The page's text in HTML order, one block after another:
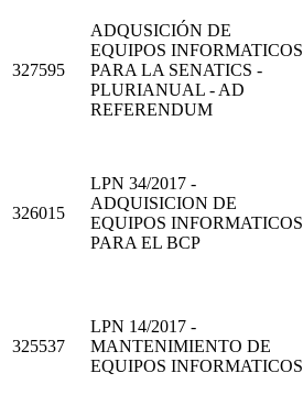
327595
ADQUSICIÓN DE
EQUIPOS INFORMATICOS
PARA LA SENATICS -
PLURIANUAL - AD
REFERENDUM
326015
LPN 34/2017 -
ADQUISICION DE
EQUIPOS INFORMATICOS
PARA EL BCP
325537
LPN 14/2017 -
MANTENIMIENTO DE
EQUIPOS INFORMATICOS